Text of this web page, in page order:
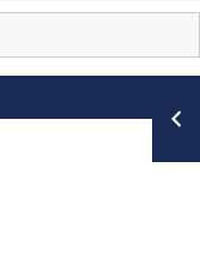
Canais